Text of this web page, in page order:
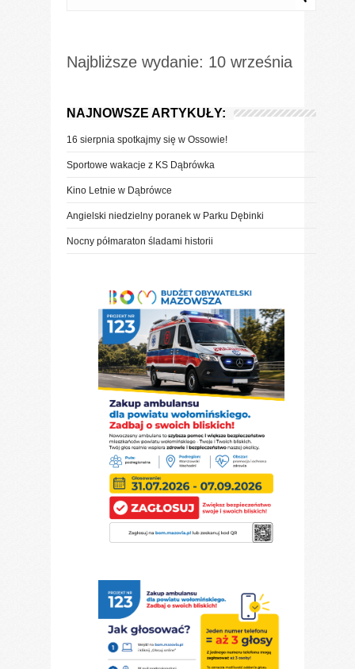
Najbliższe wydanie: 10 września
NAJNOWSZE ARTYKUŁY:
16 sierpnia spotkajmy się w Ossowie!
Sportowe wakacje z KS Dąbrówka
Kino Letnie w Dąbrówce
Angielski niedzielny poranek w Parku Dębinki
Nocny półmaraton śladami historii